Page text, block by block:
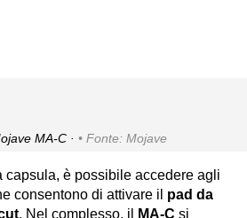
MA-C · Fonte: Mojave
capsula, è possibile accedere agli
consentono di attivare il pad da
. Nel complesso, il MA-C si